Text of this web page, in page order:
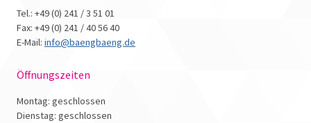
Tel.: +49 (0) 241 / 3 51 01
Fax: +49 (0) 241 / 40 56 40
E-Mail: info@baengbaeng.de
Öffnungszeiten
Montag: geschlossen
Dienstag: geschlossen